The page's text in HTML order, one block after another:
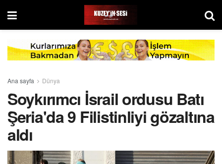
Ana sayfa Dünya
Soykırımcı İsrail ordusu Batı
Şeria'da 9 Filistinliyi gözaltına
aldı